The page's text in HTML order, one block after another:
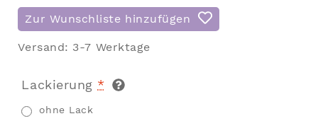
Zur Wunschliste hinzufügen
Versand: 3-7 Werktage
Lackierung *
ohne Lack